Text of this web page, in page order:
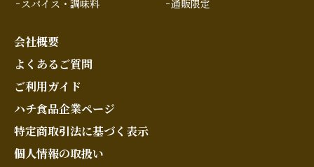
スパイス・調味料
通販限定
会社概要
よくあるご質問
ご利用ガイド
ハチ食品企業ページ
特定商取引法に基づく表示
個人情報の取扱い